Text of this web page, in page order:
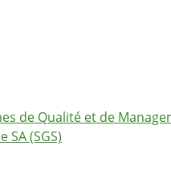
de Qualité et de
SA (SGS)